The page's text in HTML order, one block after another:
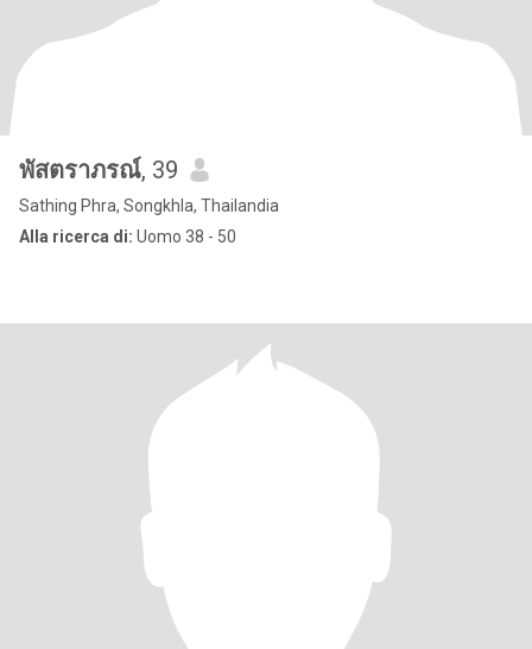
พัสตราภรณ์, 39
Sathing Phra, Songkhla, Thailandia
Alla ricerca di: Uomo 38 - 50